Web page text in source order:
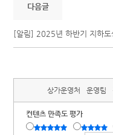
다음글
[알림] 2025년 하반기 지하도
상가운영처 운영팀
컨텐츠 만족도 평가